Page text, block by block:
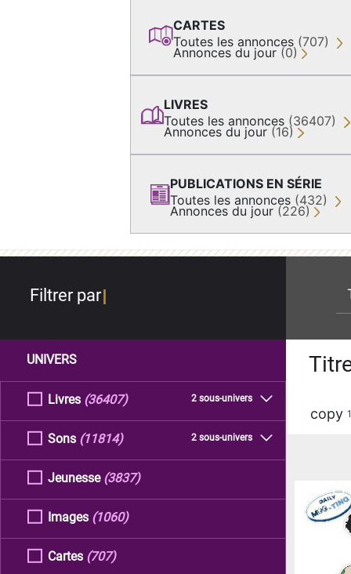
CARTES
Toutes les annonces (707)
Annonces du jour (0)
LIVRES
Toutes les annonces (36407)
Annonces du jour (16)
PUBLICATIONS EN SÉRIE
Toutes les annonces (432)
Annonces du jour (226)
Filtrer par
UNIVERS
Livres 2 sous-univers
(36407)
Sons 2 sous-univers
(11814)
Jeunesse (3837)
Images (1060)
Cartes (707)
copy